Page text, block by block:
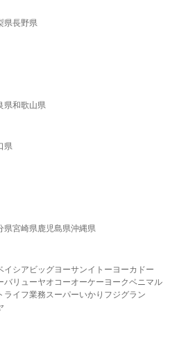
県長野県
県和歌山県
県
県宮崎県鹿児島県沖縄県
イシア ビッグヨーサンイトーヨーカドー
バリューヤオコーオーケー ヨークベニマル
ライフ業務スーパーいかり フジグラン